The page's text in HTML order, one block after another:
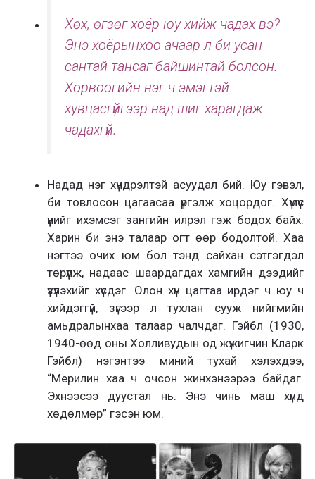
Хөх, өгзөг хоёр юу хийж чадах вэ?
Энэ хоёрынхоо ачаар л би усан
сантай тансаг байшинтай болсон.
Хорвоогийн нэг ч эмэгтэй
хувцасгүйгээр над шиг харагдаж
чадахгүй.
Надад нэг хүндрэлтэй асуудал бий. Юу гэвэл,
би товлосон цагаасаа үргэлж хоцордог. Хүмүүс
үүнийг ихэмсэг зангийн илрэл гэж бодох байх.
Харин би энэ талаар огт өөр бодолтой. Хаа
нэгтээ очих юм бол тэнд сайхан сэтгэгдэл
төрүүлж, надаас шаардагдах хамгийн дээдийг
үзүүлэхийг хүсдэг. Олон хүн цагтаа ирдэг ч юу ч
хийдэггүй, зүгээр л тухлан сууж нийгмийн
амьдралынхаа талаар чалчдаг. Гэйбл (1930,
1940-өөд оны Холливудын од жүжигчин Кларк
Гэйбл) нэгэнтээ миний тухай хэлэхдээ,
“Мерилин хаа ч очсон жинхэнээрээ байдаг.
Эхнээсээ дуустал нь. Энэ чинь маш хүнд
хөдөлмөр” гэсэн юм.